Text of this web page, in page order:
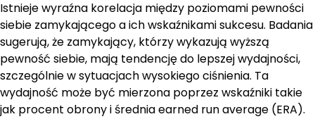
Istnieje wyraźna korelacja między poziomami pewności
siebie zamykającego a ich wskaźnikami sukcesu. Badania
sugerują, że zamykający, którzy wykazują wyższą
pewność siebie, mają tendencję do lepszej wydajności,
szczególnie w sytuacjach wysokiego ciśnienia. Ta
wydajność może być mierzona poprzez wskaźniki takie
jak procent obrony i średnia earned run average (ERA).